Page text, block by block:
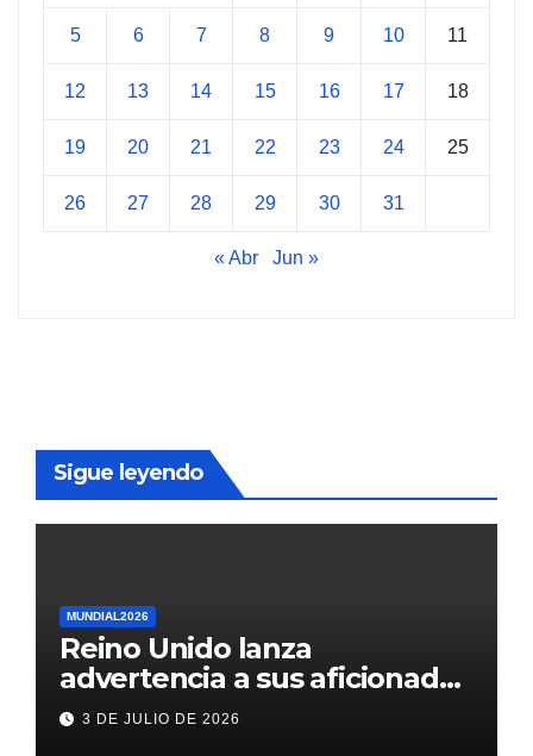
5 6 7 8 9 10 11
12 13 14 15 16 17 18
19 20 21 22 23 24 25
26 27 28 29 30 31
« Abr Jun »
Sigue leyendo
MUNDIAL2026
Reino Unido lanza
advertencia a sus aficionados
antes del México vs
Inglaterra en el Mundial 2026
3 DE JULIO DE 2026